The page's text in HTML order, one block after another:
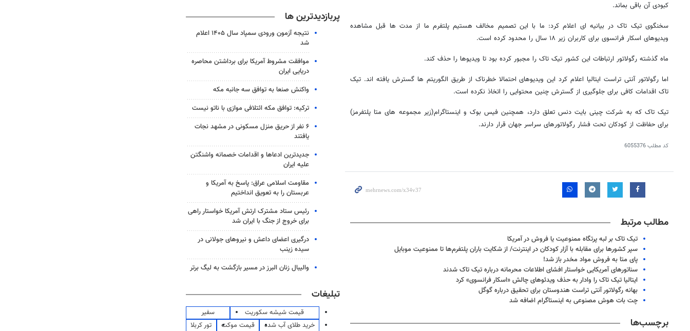
کبودی آن باقی بماند.
سخنگوی تیک تاک در بیانیه ای اعلام کرد: ما با این تصمیم مخالف هستیم پلتفرم ما از مدت ها قبل مشاهده
ویدیوهای اسکار فرانسوی برای کاربران زیر ۱۸ سال را محدود کرده است.
ماه گذشته رگولاتور ارتباطات این کشور تیک تاک را مجبور کرده بود تا ویدیوها را حذف کند.
اما رگولاتور آنتی تراست ایتالیا اعلام کرد این ویدیوهای احتمالا خطرناک از طریق الگوریتم ها گسترش یافته اند. تیک
تاک اقدامات کافی برای جلوگیری از گسترش چنین محتوایی را اتخاذ نکرده است.
تیک تاک که به شرکت چینی بایت دنس تعلق دارد، همچنین فیس بوک و اینستاگرام(زیر مجموعه های متا پلتفرمز)
برای حفاظت از کودکان تحت فشار رگولاتورهای سراسر جهان قرار دارند.
کد مطلب6055376
مطالب مرتبط
تیک تاک بر لبه پرتگاه ممنوعیت یا فروش در آمریکا
سپر کشورها برای مقابله با آزار کودکان در اینترنت/ از شکایت باران پلتفرم‌ها تا ممنوعیت موبایل
پای متا به فروش مواد مخدر باز شد!
سناتورهای آمریکایی خواستار افشای اطلاعات محرمانه درباره تیک تاک شدند
ایتالیا تیک تاک را وادار به حذف ویدئوهای چالش «اسکار فرانسوی» کرد
بهانه رگولاتور آنتی تراست هندوستان برای تحقیق درباره گوگل
چت بات هوش مصنوعی به اینستاگرام اضافه شد
برچسب‌ها
پربازدیدترین ها
نتیجه آزمون ورودی سمپاد سال ۱۴۰۵ اعلام
شد
موافقت مشروط آمریکا برای برداشتن محاصره
دریایی ایران
واکنش صنعا به توافق سه جانبه مکه
ترکیه: توافق مکه ائتلافی موازی با ناتو نیست
۶ نفر از حریق منزل مسکونی در مشهد نجات
یافتند
جدیدترین ادعاها و اقدامات خصمانه واشنگتن
علیه ایران
مقاومت اسلامی عراق: پاسخ به آمریکا و
عربستان را به تعویق انداختیم
رئیس ستاد مشترک ارتش آمریکا خواستار راهی
برای خروج از جنگ با ایران شد
درگیری اعضای داعش و نیروهای جولانی در
سیده زینب
والیبال زنان البرز در مسیر بازگشت به لیگ برتر
تبلیغات
قیمت شیشه سکوریت
سفیر
خرید طلای آب شده
قیمت موکت
تور کربلا